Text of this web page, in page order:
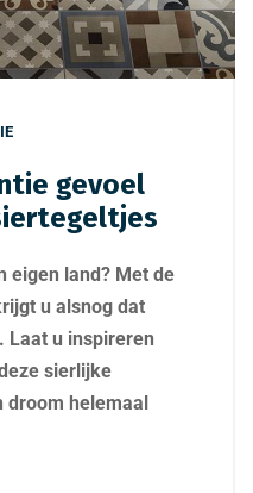
gevoel
eigen land? Met de
u alsnog dat
Laat u inspireren
sierlijke
droom helemaal